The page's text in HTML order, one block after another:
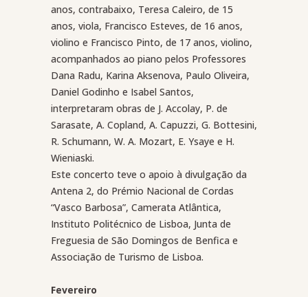
anos, contrabaixo, Teresa Caleiro, de 15
anos, viola, Francisco Esteves, de 16 anos,
violino e Francisco Pinto, de 17 anos, violino,
acompanhados ao piano pelos Professores
Dana Radu, Karina Aksenova, Paulo Oliveira,
Daniel Godinho e Isabel Santos,
interpretaram obras de J. Accolay, P. de
Sarasate, A. Copland, A. Capuzzi, G. Bottesini,
R. Schumann, W. A. Mozart, E. Ysaye e H.
Wieniaski.
Este concerto teve o apoio à divulgação da
Antena 2, do Prémio Nacional de Cordas
“Vasco Barbosa”, Camerata Atlântica,
Instituto Politécnico de Lisboa, Junta de
Freguesia de São Domingos de Benfica e
Associação de Turismo de Lisboa.
Fevereiro